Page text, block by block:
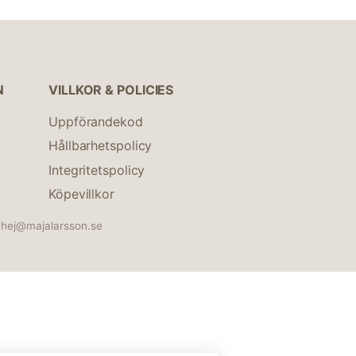
VILLKOR & POLICIES
Uppförandekod
Hållbarhetspolicy
Integritetspolicy
Köpevillkor
hej@majalarsson.se